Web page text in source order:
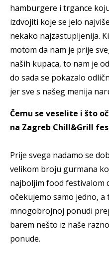
hamburgere i trgance
izdvojiti koje se jelo
nekako najzastupljenija.
motom da nam je prije
naših kupaca, to nam je
do sada se pokazalo
jer sve s našeg menija
Čemu se veselite i što
na Zagreb Chill&Grill
Prije svega nadamo se
velikom broju gurmana
najboljim food festivalom
očekujemo samo jedno,
mnogobrojnoj ponudi
barem nešto iz naše
ponude.